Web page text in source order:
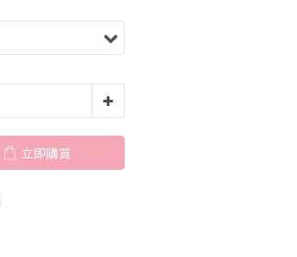
立即購買